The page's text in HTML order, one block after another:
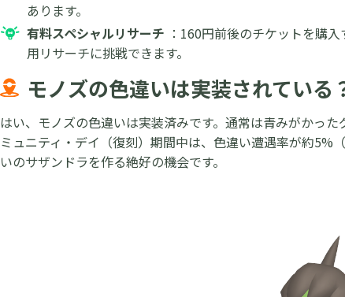
あります。
有料スペシャルリサーチ ：160円前後のチケットを購
用リサーチに挑戦できます。
モノズの色違いは実装されている
はい、モノズの色違いは実装済みです。通常は青みがかっ
ミュニティ・デイ（復刻）期間中は、色違い遭遇率が約
いのサザンドラを作る絶好の機会です。